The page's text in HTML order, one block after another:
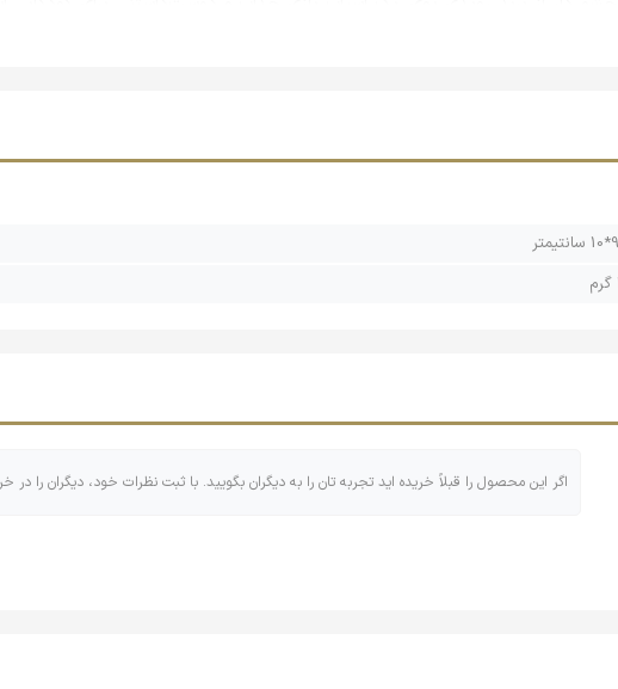
مینی کمپرسی چشم دار رویدی توی:
کیفیت این محصول متوسط ارزیابی شده است. این بدان معناست که برای
استفاده‌ی طولانی مدت، آسیب‌پذیر باشد.
این کمپرسی‌ها به خوبی می‌توانند کودکان را تشویق به بازی‌های تخیلی و
اگر این محصول را قبلاً خریده اید تجربه تان را به دیگران بگویید. با ثبت نظرات خود، دیگران را در